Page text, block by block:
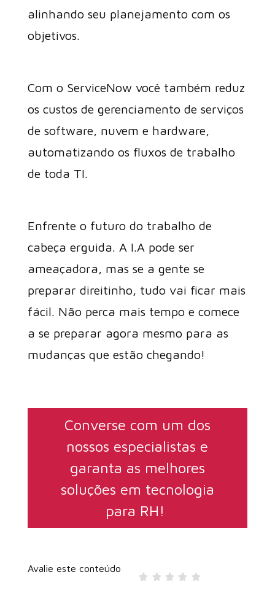
alinhando seu planejamento com os
objetivos.
Com o ServiceNow você também reduz
os custos de gerenciamento de serviços
de software, nuvem e hardware,
automatizando os fluxos de trabalho
de toda TI.
Enfrente o futuro do trabalho de
cabeça erguida. A I.A pode ser
ameaçadora, mas se a gente se
preparar direitinho, tudo vai ficar mais
fácil. Não perca mais tempo e comece
a se preparar agora mesmo para as
mudanças que estão chegando!
Converse com um dos
nossos especialistas e
garanta as melhores
soluções em tecnologia
para RH!
Avalie este conteúdo